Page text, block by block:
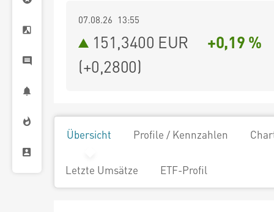
07.08.26 13:55
151,3400 EUR
+0,19 %
(+0,2800)
Übersicht Profile / Kennzahlen
Letzte Umsätze ETF-Profil